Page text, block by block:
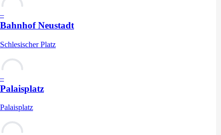
–
Bahnhof Neustadt
Schlesischer Platz
–
Palaisplatz
Palaisplatz